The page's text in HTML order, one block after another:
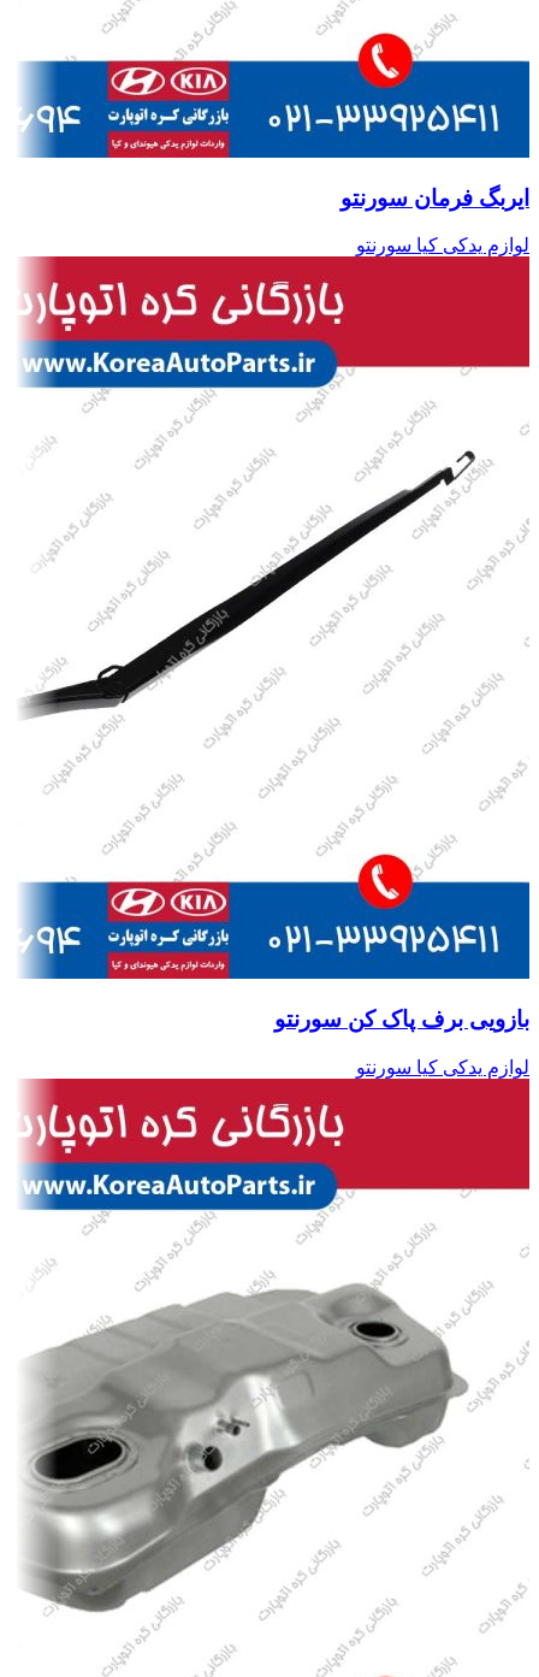
ایربگ فرمان سورنتو
لوازم یدکی کیا سورنتو
بازویی برف پاک کن سورنتو
لوازم یدکی کیا سورنتو